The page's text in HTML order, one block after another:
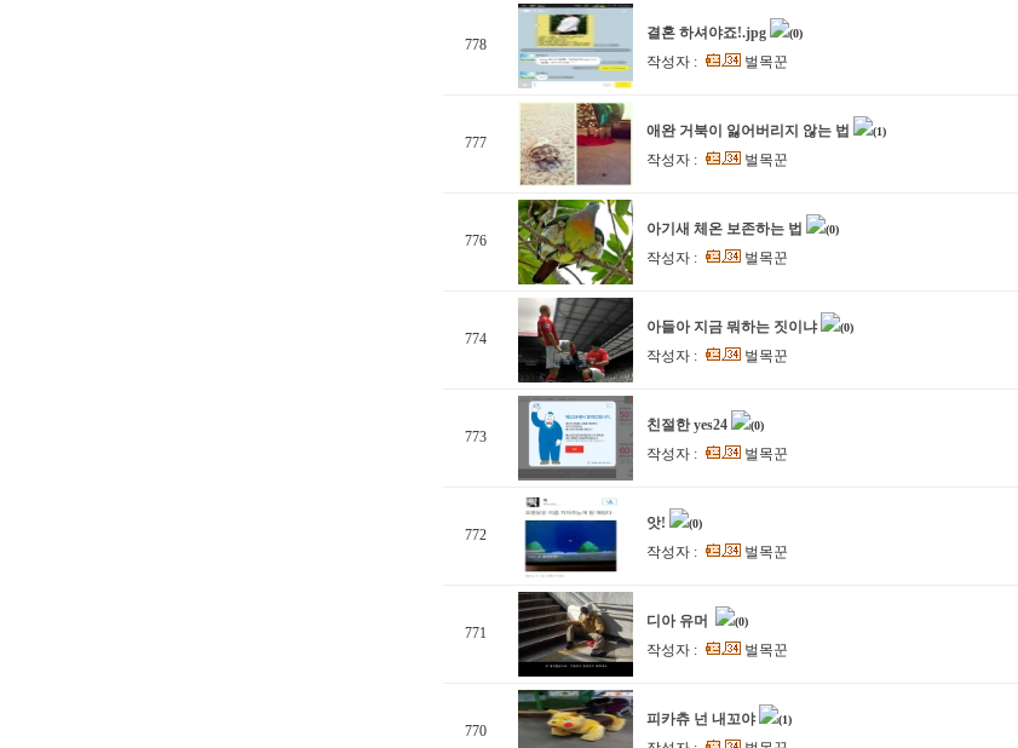
778
결혼 하셔야죠!.jpg (0)
작성자 : 벌목꾼
777
애완 거북이 잃어버리지 않는 법 (1)
작성자 : 벌목꾼
776
아기새 체온 보존하는 법 (0)
작성자 : 벌목꾼
774
아들아 지금 뭐하는 짓이냐 (0)
작성자 : 벌목꾼
773
친절한 yes24 (0)
작성자 : 벌목꾼
772
앗! (0)
작성자 : 벌목꾼
771
디아 유머 (0)
작성자 : 벌목꾼
770
피카츄 넌 내꼬야 (1)